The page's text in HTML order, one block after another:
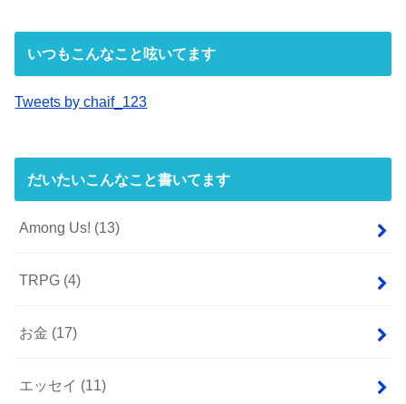
いつもこんなこと呟いてます
Tweets by chaif_123
だいたいこんなこと書いてます
Among Us! (13)
TRPG (4)
お金 (17)
エッセイ (11)